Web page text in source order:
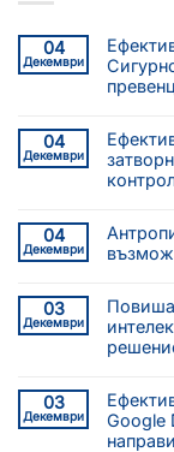
04
Декември
04
Декември
04
Декември
03
Декември
03
Декември
Google